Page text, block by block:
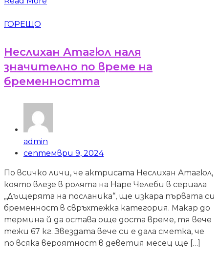
ГОРЕЩО
Неслихан Атагюл наля
значително по време на
бременността
admin
септември 9, 2024
По всичко личи, че актрисата Неслихан Атагюл,
която влезе в ролята на Наре Челеби в сериала
„Дъщерята на посланика“, ще изкара първата си
бременност в свръхтежка категория. Макар до
термина й да остава още доста време, тя вече
тежи 67 кг. Звездата вече си е дала сметка, че
по всяка вероятност в деветия месец ще […]